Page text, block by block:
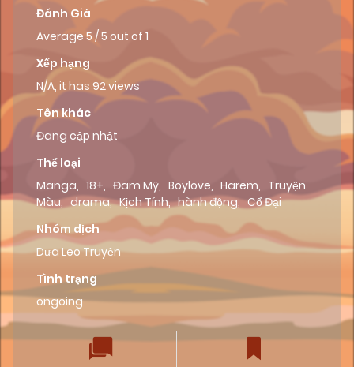
Đánh Giá
Average 5 /5 out of 1
Xếp hạng
N/A, it has 92 views
Tên khác
Đang cập nhật
Thể loại
Manga, 18+, Đam Mỹ, Boylove, Harem, Truyện
Màu, drama, Kịch Tính, hành động, Cổ Đại
Nhóm dịch
Dưa Leo Truyện
Tình trạng
ongoing